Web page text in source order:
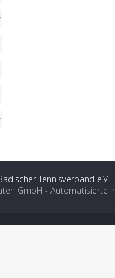
Tennisverband e.V.
GmbH - Automatisierte